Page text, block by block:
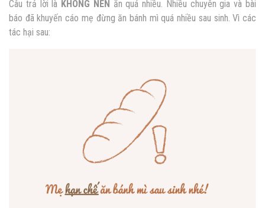
Câu trả lời là KHÔNG NÊN ăn quá nhiều. Nhiều chuyên gia và bài
báo đã khuyến cáo mẹ đừng ăn bánh mì quá nhiều sau sinh. Vì các
tác hại sau: